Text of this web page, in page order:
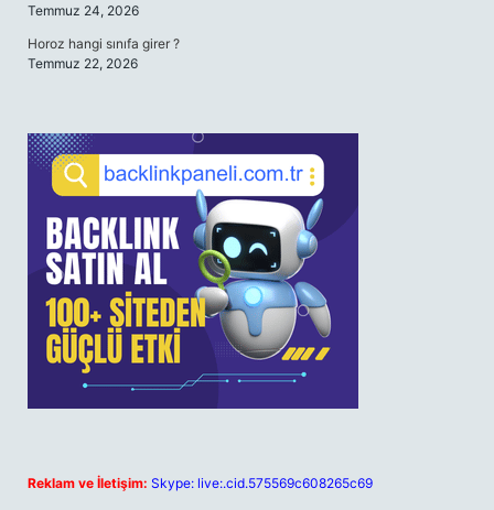
Temmuz 24, 2026
Horoz hangi sınıfa girer ?
Temmuz 22, 2026
Reklam ve İletişim: Skype: live:.cid.575569c608265c69